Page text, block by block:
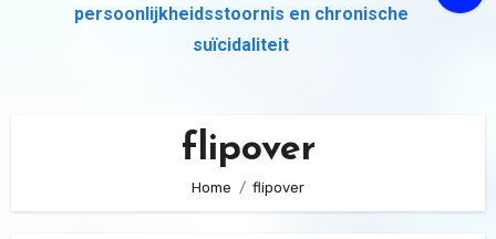
persoonlijkheidsstoornis en chronische
suïcidaliteit
flipover
Home flipover